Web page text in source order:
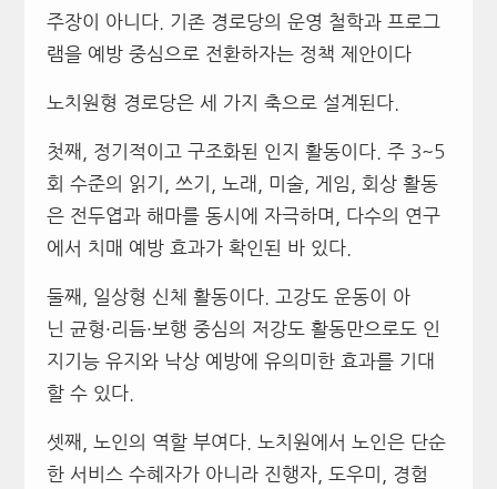
주장이 아니다. 기존 경로당의 운영 철학과 프로그
램을 예방 중심으로 전환하자는 정책 제안이다
노치원형 경로당은 세 가지 축으로 설계된다.
첫째, 정기적이고 구조화된 인지 활동이다. 주 3~5
회 수준의 읽기, 쓰기, 노래, 미술, 게임, 회상 활동
은 전두엽과 해마를 동시에 자극하며, 다수의 연구
에서 치매 예방 효과가 확인된 바 있다.
둘째, 일상형 신체 활동이다. 고강도 운동이 아
닌 균형·리듬·보행 중심의 저강도 활동만으로도 인
지기능 유지와 낙상 예방에 유의미한 효과를 기대
할 수 있다.
셋째, 노인의 역할 부여다. 노치원에서 노인은 단순
한 서비스 수혜자가 아니라 진행자, 도우미, 경험